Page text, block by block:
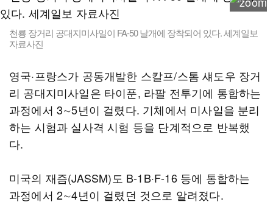
천룡 장거리 공대지미사일이 FA-50 날개에 장착되어 있다. 세계일보
자료사진
영국·프랑스가 공동개발한 스칼프/스톰 섀도우 장거
리 공대지미사일은 타이푼, 라팔 전투기에 통합하는
과정에서 3∼5년이 걸렸다. 기체에서 미사일을 분리
하는 시험과 실사격 시험 등을 단계적으로 반복했
다.
미국의 재즘(JASSM)도 B-1B·F-16 등에 통합하는
과정에서 2∼4년이 걸렸던 것으로 알려졌다.